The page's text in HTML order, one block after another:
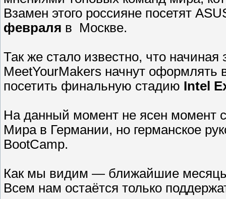
Взамен этого россияне посетят
февраля в Москве.
Так же стало известно, что
MeetYourMakers начнут оформлять
посетить финальную стадию Intel
На данный момент не ясен момент
Мира в Германии, но германское
BootCamp.
Как мы видим — ближайшие
Всем нам остаётся только